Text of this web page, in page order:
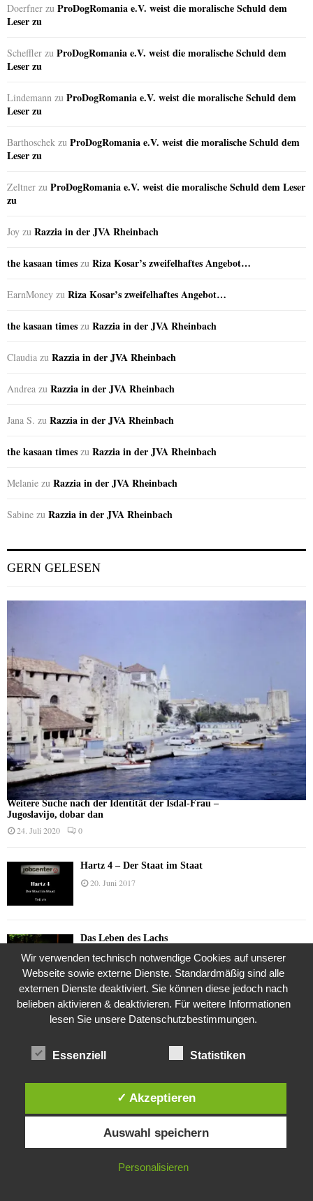
Doerfner zu ProDogRomania e.V. weist die moralische Schuld dem
Leser zu
Scheffler zu ProDogRomania e.V. weist die moralische Schuld dem
Leser zu
Lindemann zu ProDogRomania e.V. weist die moralische Schuld dem
Leser zu
Barthoschek zu ProDogRomania e.V. weist die moralische Schuld dem
Leser zu
Zeltner zu ProDogRomania e.V. weist die moralische Schuld dem Leser
zu
Joy zu Razzia in der JVA Rheinbach
the kasaan times zu Riza Kosar’s zweifelhaftes Angebot…
EarnMoney zu Riza Kosar’s zweifelhaftes Angebot…
the kasaan times zu Razzia in der JVA Rheinbach
Claudia zu Razzia in der JVA Rheinbach
Andrea zu Razzia in der JVA Rheinbach
Jana S. zu Razzia in der JVA Rheinbach
the kasaan times zu Razzia in der JVA Rheinbach
Melanie zu Razzia in der JVA Rheinbach
Sabine zu Razzia in der JVA Rheinbach
GERN GELESEN
Weitere Suche nach der Identität der Isdal-Frau –
Jugoslavijo, dobar dan
24. Juli 2020 0
Hartz 4 – Der Staat im Staat
20. Juni 2017
Das Leben des Lachs
12. Oktober 2020
Die Geschichte der Kubushäuser
Was ist denn das? -Mars „SOL 735“ Rover Curiosity
24. November 2015
3. November 2019
Diese Website verwendet Cookies. Durch die weitere Nutzung dieser
Website stimmst du der Verwendung von Cookies zu.
IN ORDNUNG
Wir verwenden technisch notwendige Cookies auf unserer
Webseite sowie externe Dienste. Standardmäßig sind alle
externen Dienste deaktiviert. Sie können diese jedoch nach
belieben aktivieren & deaktivieren. Für weitere Informationen
lesen Sie unsere Datenschutzbestimmungen.
Essenziell Statistiken
✓ Akzeptieren
Auswahl speichern
Personalisieren